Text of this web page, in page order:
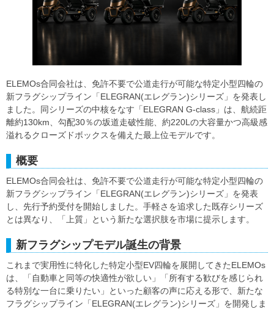
ELEMOs合同会社は、免許不要で公道走行が可能な特定小型四輪の
新フラグシップライン「ELEGRAN(エレグラン)シリーズ」を発表し
ました。同シリーズの中核をなす「ELEGRAN G-class」は、航続距
離約130km、勾配30％の坂道走破性能、約220Lの大容量かつ高級感
溢れるクローズドボックスを備えた最上位モデルです。
概要
ELEMOs合同会社は、免許不要で公道走行が可能な特定小型四輪の
新フラグシップライン「ELEGRAN(エレグラン)シリーズ」を発表
し、先行予約受付を開始しました。手軽さを追求した既存シリーズ
とは異なり、「上質」という新たな選択肢を市場に提示します。
新フラグシップモデル誕生の背景
これまで実用性に特化した特定小型EV四輪を展開してきたELEMOs
は、「自動車と同等の快適性が欲しい」「所有する歓びを感じられ
る特別な一台に乗りたい」といった顧客の声に応える形で、新たな
フラグシップライン「ELEGRAN(エレグラン)シリーズ」を開発しま